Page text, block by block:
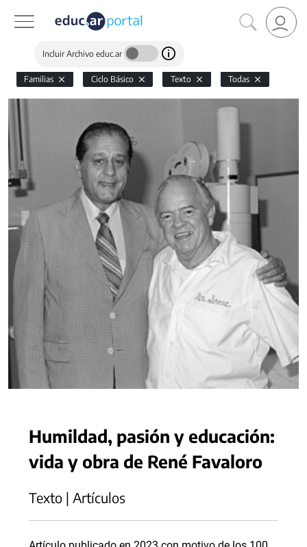
Incluir Archivo educ.ar
Familias Ciclo Básico Texto Todas
Humildad, pasión y educación:
vida y obra de René Favaloro
Texto | Artículos